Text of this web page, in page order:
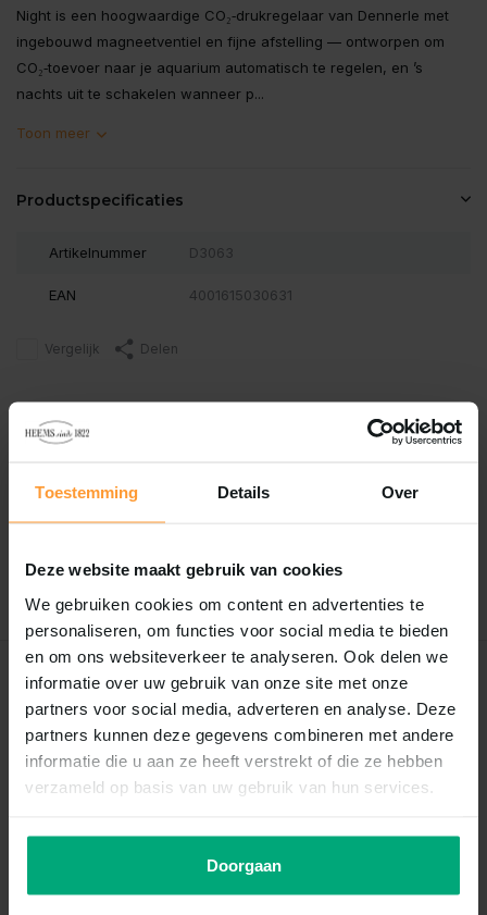
Toestemming Details Over
Deze website maakt gebruik van cookies
We gebruiken cookies om content en advertenties te
personaliseren, om functies voor social media te bieden
en om ons websiteverkeer te analyseren. Ook delen we
informatie over uw gebruik van onze site met onze
partners voor social media, adverteren en analyse. Deze
partners kunnen deze gegevens combineren met andere
informatie die u aan ze heeft verstrekt of die ze hebben
verzameld op basis van uw gebruik van hun services.
Doorgaan
Night is een hoogwaardige CO₂‑drukregelaar van Dennerle met
ingebouwd magneetventiel en fijne afstelling — ontworpen om
CO₂‑toevoer naar je aquarium automatisch te regelen, en ’s
nachts uit te schakelen wanneer p...
Toon meer
Productspecificaties
Artikelnummer D3063
EAN 4001615030631
Vergelijk Delen
Reviews
Er zijn nog geen reviews geschreven over dit product..
Schrijf je eigen review
Recent bekeken